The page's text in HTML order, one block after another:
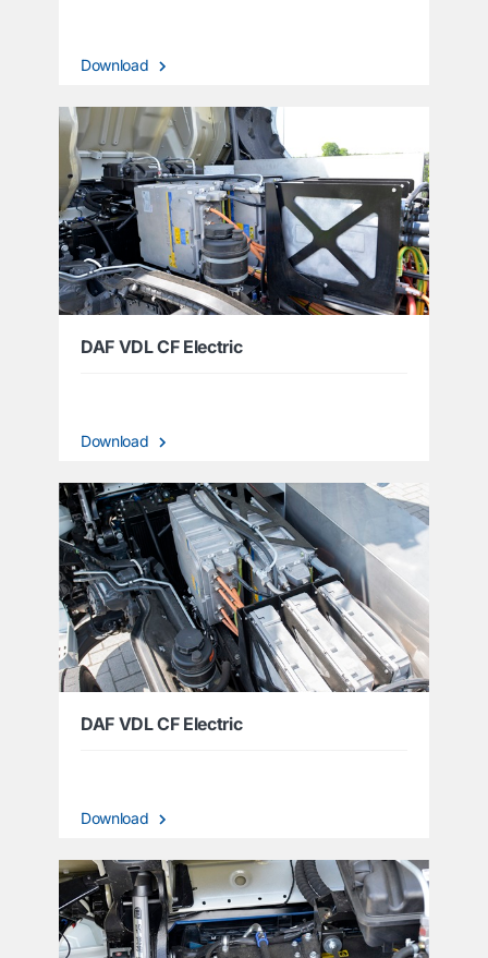
Download
DAF VDL CF Electric
Download
DAF VDL CF Electric
Download